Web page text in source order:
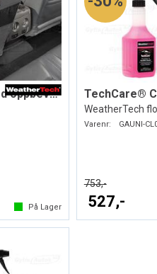
Sparketrekk med oppbevaring
På Lager
WeatherTech
Varenr: GAUNI-
753,-
527,-